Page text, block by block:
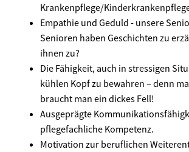
Krankenpflege/
Empathie und Geduld - unsere
Senioren haben Geschichten zu
ihnen zu?
Die Fähigkeit, auch in stressigen
kühlen Kopf zu bewahren – denn
braucht man ein dickes Fell!
Ausgeprägte
pflegefachliche Kompetenz.
Motivation zur beruflichen